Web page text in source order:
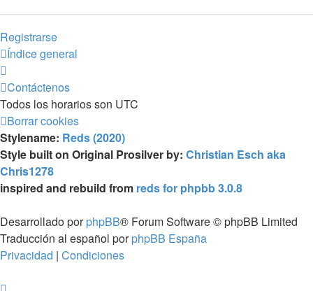
Registrarse
Índice general
Contáctenos
Todos los horarios son UTC
Borrar cookies
Stylename: Reds (2020)
Style built on Original Prosilver by: Christian Esch aka
Chris1278
inspired and rebuild from reds for phpbb 3.0.8
Desarrollado porphpBB® Forum Software © phpBB Limited
Traducción al español porphpBB España
Privacidad | Condiciones